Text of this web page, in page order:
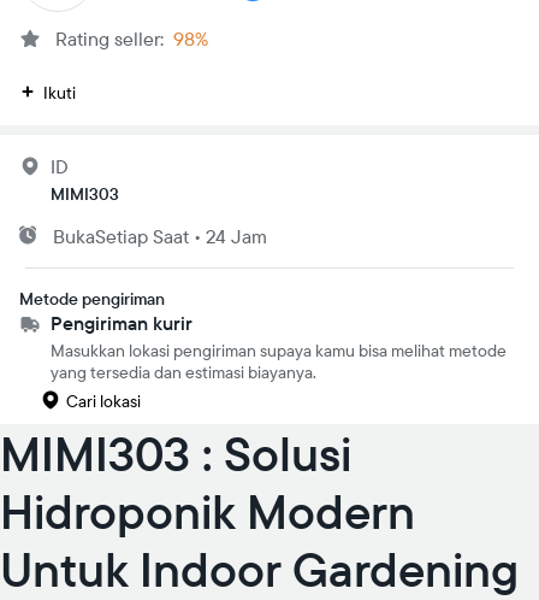
Rating seller: 98%
Ikuti
ID
MIMI303
BukaSetiap Saat • 24 Jam
Metode pengiriman
Pengiriman kurir
Masukkan lokasi pengiriman supaya kamu bisa melihat metode
yang tersedia dan estimasi biayanya.
Cari lokasi
MIMI303 : Solusi
Hidroponik Modern
Untuk Indoor Gardening